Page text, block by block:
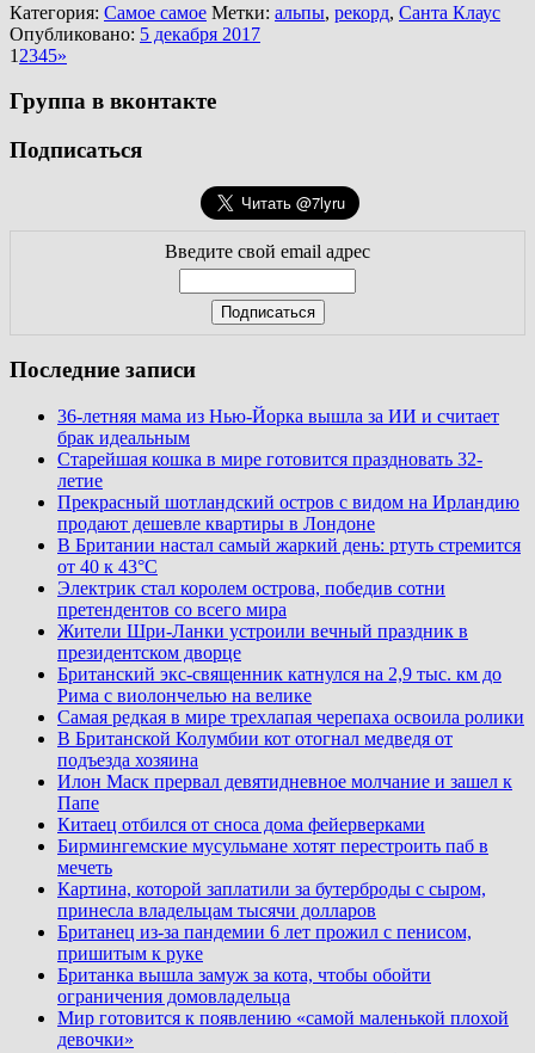
Категория: Самое самое Метки: альпы, рекорд, Санта Клаус
Опубликовано: 5 декабря 2017
1 2345»
Группа в вконтакте
Подписаться
Введите свой email адрес
Последние записи
36-летняя мама из Нью-Йорка вышла за ИИ и считает
брак идеальным
Старейшая кошка в мире готовится праздновать 32-
летие
Прекрасный шотландский остров с видом на Ирландию
продают дешевле квартиры в Лондоне
В Британии настал самый жаркий день: ртуть стремится
от 40 к 43°C
Электрик стал королем острова, победив сотни
претендентов со всего мира
Жители Шри-Ланки устроили вечный праздник в
президентском дворце
Британский экс-священник катнулся на 2,9 тыс. км до
Рима с виолончелью на велике
Самая редкая в мире трехлапая черепаха освоила ролики
В Британской Колумбии кот отогнал медведя от
подъезда хозяина
Илон Маск прервал девятидневное молчание и зашел к
Папе
Китаец отбился от сноса дома фейерверками
Бирмингемские мусульмане хотят перестроить паб в
мечеть
Картина, которой заплатили за бутерброды с сыром,
принесла владельцам тысячи долларов
Британец из-за пандемии 6 лет прожил с пенисом,
пришитым к руке
Британка вышла замуж за кота, чтобы обойти
ограничения домовладельца
Мир готовится к появлению «самой маленькой плохой
девочки»